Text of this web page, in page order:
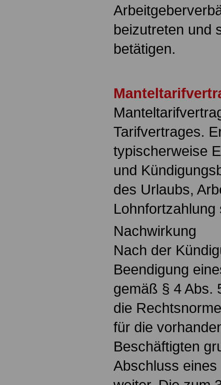
beizutreten und
betätigen.
Tarifvertrages.
typischerweise
und
des Urlaubs,
Nachwirkung
Nach der
Beendigung
gemäß § 4 Abs.
die
für die
Beschäftigten
Abschluss